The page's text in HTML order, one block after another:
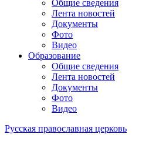
Общие сведения
Лента новостей
Документы
Фото
Видео
Образование
Общие сведения
Лента новостей
Документы
Фото
Видео
Русская православная церковь